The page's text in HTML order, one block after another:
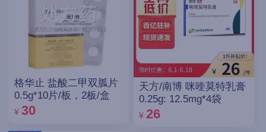
格华止 盐酸二甲双胍片
0.5g*10片/板，2板/盒
¥ 30
天方/南博 咪喹莫特乳膏
0.25g: 12.5mg*4袋
¥ 26